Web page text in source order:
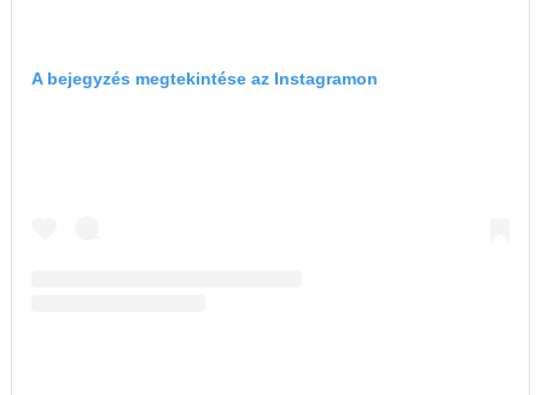
A bejegyzés megtekintése az Instagramon